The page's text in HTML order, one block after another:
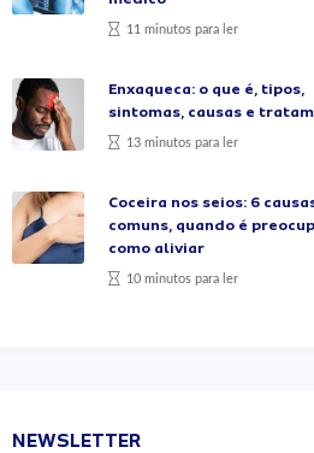
11 minutos para ler
Enxaqueca: o que é, tipos,
sintomas, causas e
13 minutos para ler
Coceira nos seios: 6
comuns, quando é
como aliviar
10 minutos para ler
NEWSLETTER